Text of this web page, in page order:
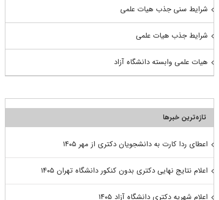
شرایط سنی جذب هیات علمی
شرایط جذب هیات علمی
هیات علمی وابسته دانشگاه آزاد
تازه‌ترین خبرها
اعطای ردا کارت به دانشجویان دکتری از مهر ۱۴۰۵
اعلام نتایج نهایی دکتری بدون کنکور دانشگاه تهران ۱۴۰۵
اعلام شهریه دکتری دانشگاه آزاد ۱۴۰۵